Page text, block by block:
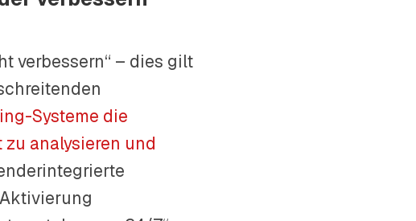
verbessern“ – dies gilt
Systeme die
analysieren und